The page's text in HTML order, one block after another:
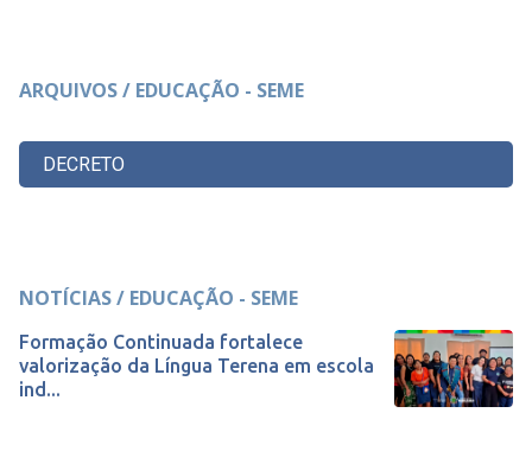
ARQUIVOS / EDUCAÇÃO - SEME
DECRETO
NOTÍCIAS / EDUCAÇÃO - SEME
Formação Continuada fortalece
valorização da Língua Terena em escola
ind...